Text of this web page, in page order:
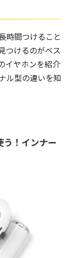
時間つけること
つけるのがベス
イヤホンを紹介
ル型の違いを知
う！インナー